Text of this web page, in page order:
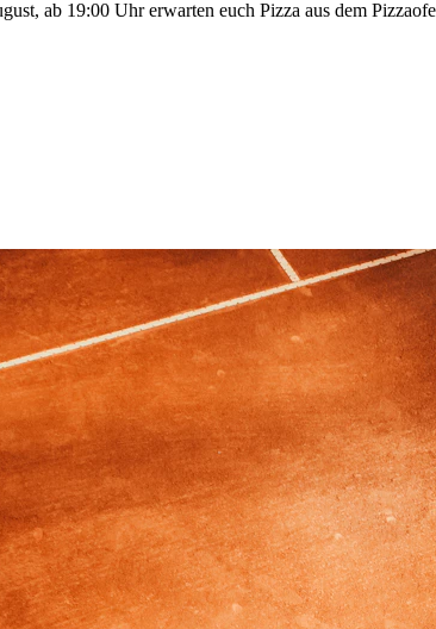
ab 19:00 Uhr erwarten euch Pizza aus dem